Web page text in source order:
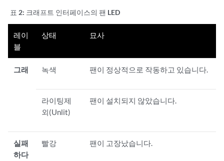
표 2: 크래프트 인터페이스의 팬 LED
레이
블
상태 묘사
그래 녹색 팬이 정상적으로 작동하고 있습니다.
라이팅제
외(Unlit)
팬이 설치되지 않았습니다.
실패
하다
빨강 팬이 고장났습니다.